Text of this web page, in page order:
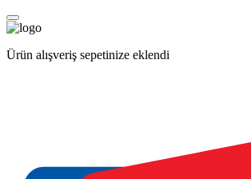
Ürün alışveriş sepetinize eklendi